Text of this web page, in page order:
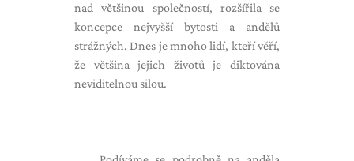
nad většinou společností, rozšířila se
koncepce nejvyšší bytosti a andělů
strážných. Dnes je mnoho lidí, kteří věří,
že většina jejich životů je diktována
neviditelnou silou.